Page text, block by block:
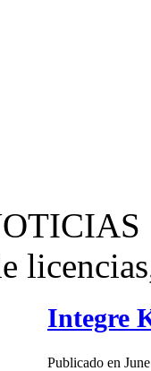
Integre
Publicado en